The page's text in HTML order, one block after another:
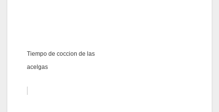
Tiempo de coccion de las
acelgas